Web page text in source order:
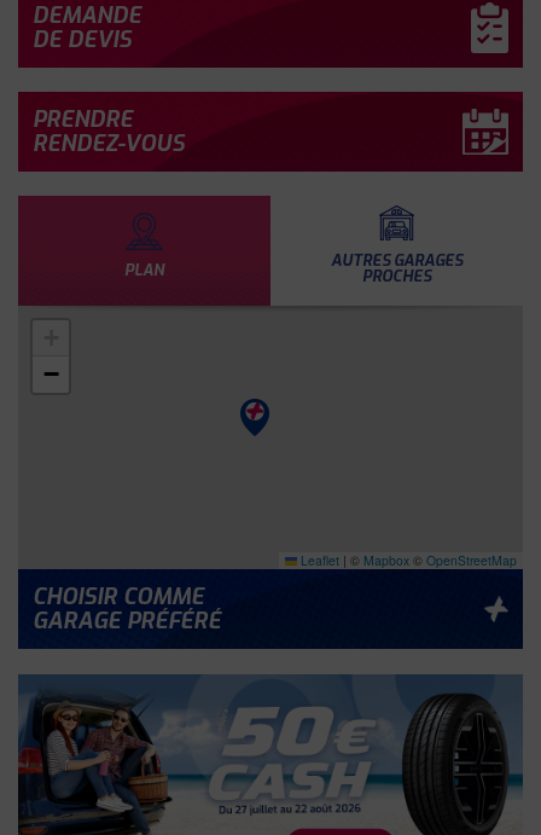
PLAN AUTRES GARAGES
PROCHES
−
Leaflet | © Mapbox © OpenStreetMap
CHOISIR COMME
GARAGE PRÉFÉRÉ
DEMANDE
DE DEVIS
PRENDRE
RENDEZ-VOUS